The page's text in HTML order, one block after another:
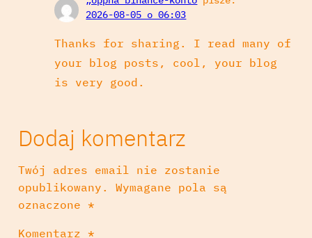
2026-08-05 o 06:03
Thanks for sharing. I read many of
your blog posts, cool, your blog
is very good.
Dodaj komentarz
Twój adres email nie zostanie
opublikowany.
Wymagane pola są
oznaczone *
Komentarz *